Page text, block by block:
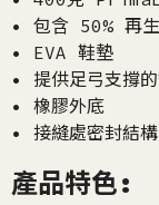
• 包含 50% 再
• EVA 鞋墊
• 提供足弓支撐
• 橡膠外底
• 接縫處密封結構
產品特色: